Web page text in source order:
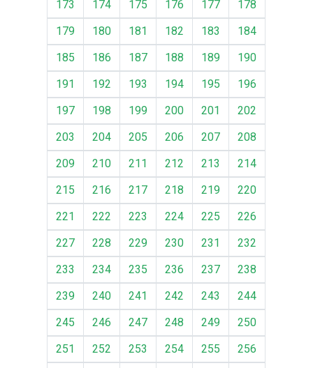
173
174 175 176 177
178
179
180 181 182 183
184
185
186 187 188 189
190
191
192 193 194 195
196
197
198 199 200 201
202
203
204 205 206 207
208
209
210 211 212 213
214
215
216 217 218 219
220
221
222 223 224 225
226
227
228 229 230 231
232
233
234 235 236 237
238
239
240 241 242 243
244
245
246 247 248 249
250
251
252 253 254 255
256